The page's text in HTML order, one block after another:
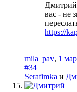
вас - не
https://
mila_pav, 1
#34
Serafimka и